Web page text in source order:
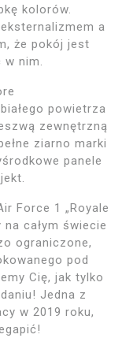
kolorów.
a
że pokój jest
nim.
powietrza
zewnętrzną
ziarno marki
panele
Force 1 „Royale
całym świecie
ograniczone,
pod
Cię, jak tylko
Jedna z
w 2019 roku,